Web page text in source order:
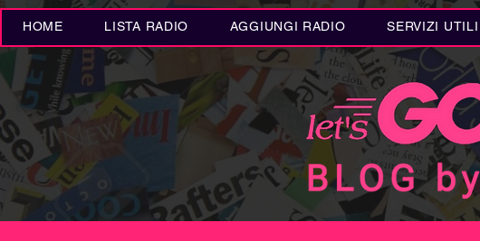
HOME LISTA RADIO AGGIUNGI RADIO SERVIZI UTILI